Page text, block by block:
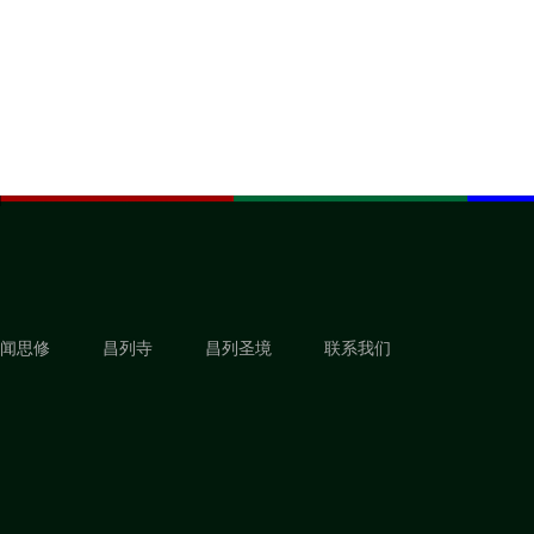
闻思修 昌列寺 昌列圣境 联系我们